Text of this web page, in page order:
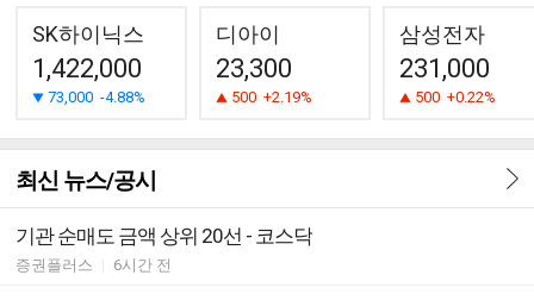
SK하이닉스
1,422,000
73,000 -4.88%
디아이
23,300
500 +2.19%
삼성전자
231,000
500 +0.22%
최신 뉴스/공시
기관 순매도 금액 상위 20선 - 코스닥
증권플러스 6시간 전